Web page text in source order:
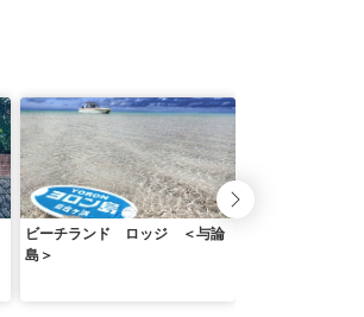
ビーチランド ロッジ ＜与論
島＞